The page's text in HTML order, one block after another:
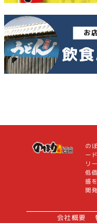
の
ー
リ
低
盛
開
会社概要